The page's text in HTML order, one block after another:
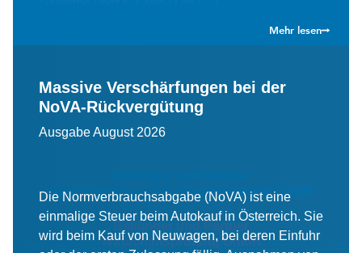
Mehr lesen
Massive Verschärfungen bei der
NoVA-Rückvergütung
Ausgabe August 2026
Die Normverbrauchsabgabe (NoVA) ist eine
einmalige Steuer beim Autokauf in Österreich. Sie
wird beim Kauf von Neuwagen, bei deren Einfuhr
Unternehmens- und Steuerberatung GmbH
Baldinger und Partner
Wirtschaftsprüfung GmbH